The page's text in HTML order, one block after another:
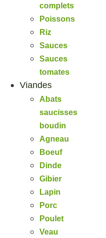
complets
Poissons
Riz
Sauces
Sauces
tomates
Viandes
Abats
saucisses
boudin
Agneau
Boeuf
Dinde
Gibier
Lapin
Porc
Poulet
Veau